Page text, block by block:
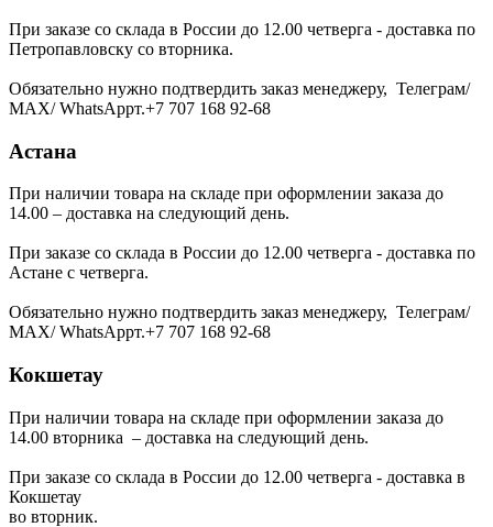
При заказе со склада в России до 12.00 четверга - доставка по
Петропавловску со вторника.
Обязательно нужно подтвердить заказ менеджеру, Телеграм/
МАХ/ WhatsAppт.+7 707 168 92-68
Астана
При наличии товара на складе при оформлении заказа до
14.00 – доставка на следующий день.
При заказе со склада в России до 12.00 четверга - доставка по
Астане с четверга.
Обязательно нужно подтвердить заказ менеджеру, Телеграм/
МАХ/ WhatsAppт.+7 707 168 92-68
Кокшетау
При наличии товара на складе при оформлении заказа до
14.00 вторника – доставка на следующий день.
При заказе со склада в России до 12.00 четверга - доставка в
Кокшетау
во вторник.